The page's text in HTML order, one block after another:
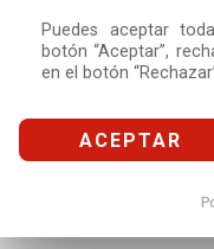
Puedes aceptar
botón “Aceptar”,
en el botón
ACEPTAR